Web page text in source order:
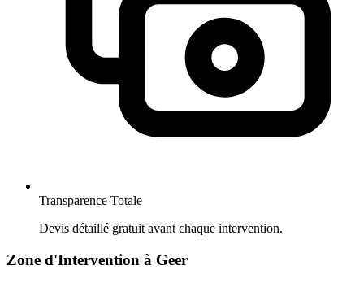
Transparence Totale
Devis détaillé gratuit avant chaque intervention.
Zone d'Intervention à Geer